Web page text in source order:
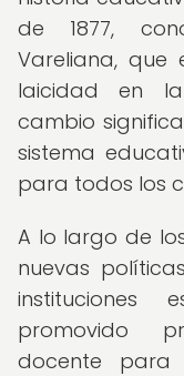
de 1877,
Vareliana,
laicidad en la
cambio
sistema
para todos los
A lo largo de
nuevas
instituciones
promovido
docente